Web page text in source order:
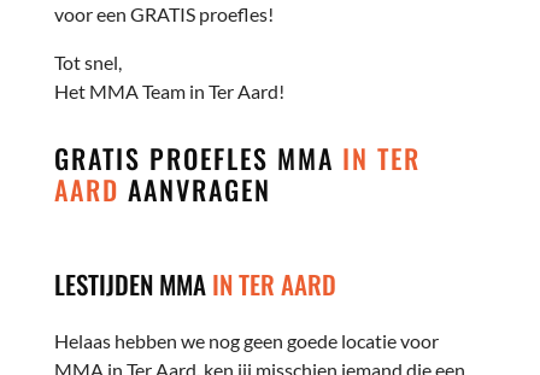
voor een GRATIS proefles!
Tot snel,
Het MMA Team in Ter Aard!
GRATIS PROEFLES MMA IN TER
AARD AANVRAGEN
LESTIJDEN MMAIN TER AARD
Helaas hebben we nog geen goede locatie voor
MMA in Ter Aard, ken jij misschien iemand die een